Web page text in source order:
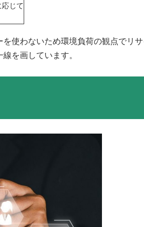
じて
使わないため環境負荷の観点でリ
を画しています。